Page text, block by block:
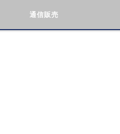
通信販売